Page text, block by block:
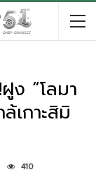
“โลมา
เกาะสิมิ
410